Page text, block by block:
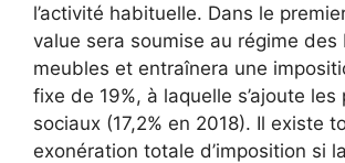
l’activité habituelle. Dans le
value sera soumise au régime des
meubles et entraînera une
fixe de 19%, à laquelle s’ajoute
sociaux (17,2% en 2018). Il existe
exonération totale d’imposition si